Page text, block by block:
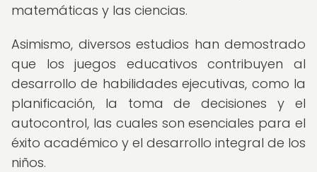
matemáticas y las ciencias.
Asimismo, diversos estudios han demostrado
que los juegos educativos contribuyen al
desarrollo de habilidades ejecutivas, como la
planificación, la toma de decisiones y el
autocontrol, las cuales son esenciales para el
éxito académico y el desarrollo integral de los
niños.